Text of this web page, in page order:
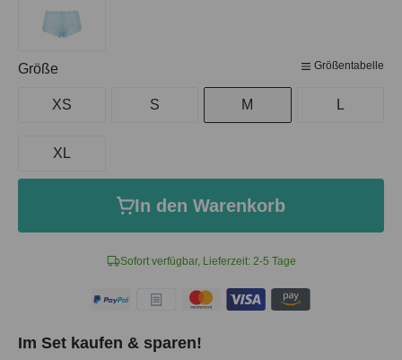
Sofort verfügbar, Lieferzeit: 2-5 Tage
Größe Größentabelle
XS S M L
XL
In den Warenkorb
Im Set kaufen & sparen!